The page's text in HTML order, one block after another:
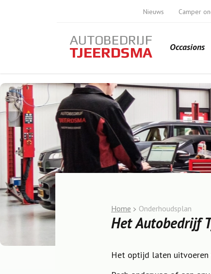
Nieuws Camper
Occasions
Home Onderhoudsplan
Het Autobedrijf
Het optijd laten uitvoeren